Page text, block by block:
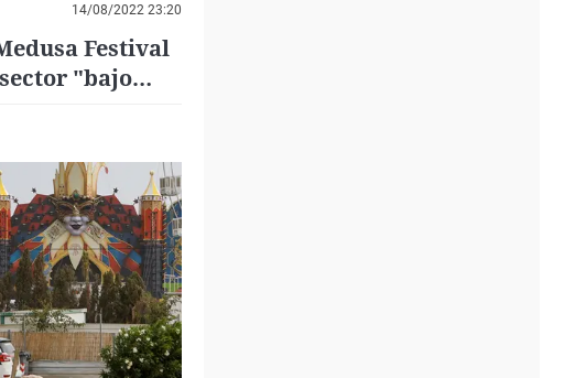
14/08/2022 23:20
Festival
"bajo